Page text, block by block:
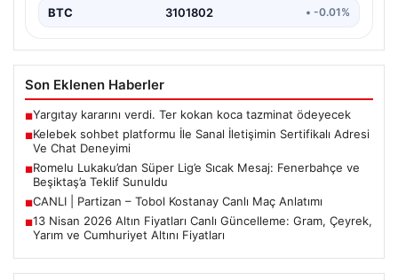
BTC 3101802 • -0.01%
Son Eklenen Haberler
■Yargıtay kararını verdi. Ter kokan koca tazminat ödeyecek
■Kelebek sohbet platformu İle Sanal İletişimin Sertifikalı Adresi
Ve Chat Deneyimi
■Romelu Lukaku’dan Süper Lig’e Sıcak Mesaj: Fenerbahçe ve
Beşiktaş’a Teklif Sunuldu
■CANLI | Partizan – Tobol Kostanay Canlı Maç Anlatımı
■13 Nisan 2026 Altın Fiyatları Canlı Güncelleme: Gram, Çeyrek,
Yarım ve Cumhuriyet Altını Fiyatları